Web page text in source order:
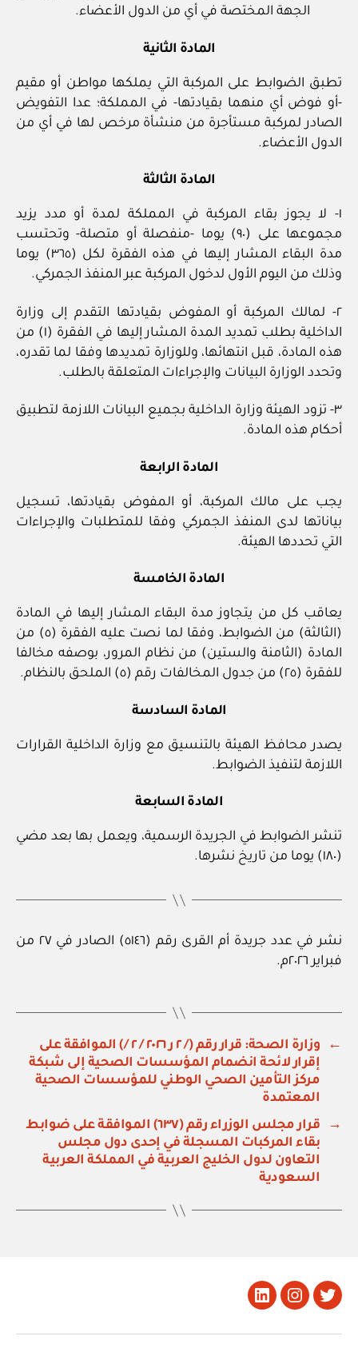
الجهة المختصة في أي من الدول الأعضاء.
المادة الثانية
تطبق الضوابط على المركبة التي يملكها مواطن أو مقيم
-أو فوض أي منهما بقيادتها- في المملكة؛ عدا التفويض
الصادر لمركبة مستأجرة من منشأة مرخص لها في أي من
الدول الأعضاء.
المادة الثالثة
١- لا يجوز بقاء المركبة في المملكة لمدة أو مدد يزيد
مجموعها على (٩٠) يوما -منفصلة أو متصلة- وتحتسب
مدة البقاء المشار إليها في هذه الفقرة لكل (٣٦٥) يوما
وذلك من اليوم الأول لدخول المركبة عبر المنفذ الجمركي.
٢- لمالك المركبة أو المفوض بقيادتها التقدم إلى وزارة
الداخلية بطلب تمديد المدة المشار إليها في الفقرة (١) من
هذه المادة، قبل انتهائها، وللوزارة تمديدها وفقا لما تقدره،
وتحدد الوزارة البيانات والإجراءات المتعلقة بالطلب.
٣- تزود الهيئة وزارة الداخلية بجميع البيانات اللازمة لتطبيق
أحكام هذه المادة.
المادة الرابعة
يجب على مالك المركبة، أو المفوض بقيادتها، تسجيل
بياناتها لدى المنفذ الجمركي وفقا للمتطلبات والإجراءات
التي تحددها الهيئة.
المادة الخامسة
يعاقب كل من يتجاوز مدة البقاء المشار إليها في المادة
(الثالثة) من الضوابط، وفقا لما نصت عليه الفقرة (٥) من
المادة (الثامنة والستين) من نظام المرور، بوصفه مخالفا
للفقرة (٢٥) من جدول المخالفات رقم (٥) الملحق بالنظام.
المادة السادسة
يصدر محافظ الهيئة بالتنسيق مع وزارة الداخلية القرارات
اللازمة لتنفيذ الضوابط.
المادة السابعة
تنشر الضوابط في الجريدة الرسمية، ويعمل بها بعد مضي
(١٨٠) يوما من تاريخ نشرها.
نشر في عدد جريدة أم القرى رقم (٥١٤٦) الصادر في ٢٧ من
فبراير ٢٠٢٦م.
←
وزارة الصحة: قرار رقم (/ ٢ ر ٢٠٢٦ / ٢ /) الموافقة على
إقرار لائحة انضمام المؤسسات الصحية إلى شبكة
مركز التأمين الصحي الوطني للمؤسسات الصحية
المعتمدة
→
قرار مجلس الوزراء رقم (٦٣٧) الموافقة على ضوابط
بقاء المركبات المسجلة في إحدى دول مجلس
التعاون لدول الخليج العربية في المملكة العربية
السعودية
تويتر Instagram
LinkedIn